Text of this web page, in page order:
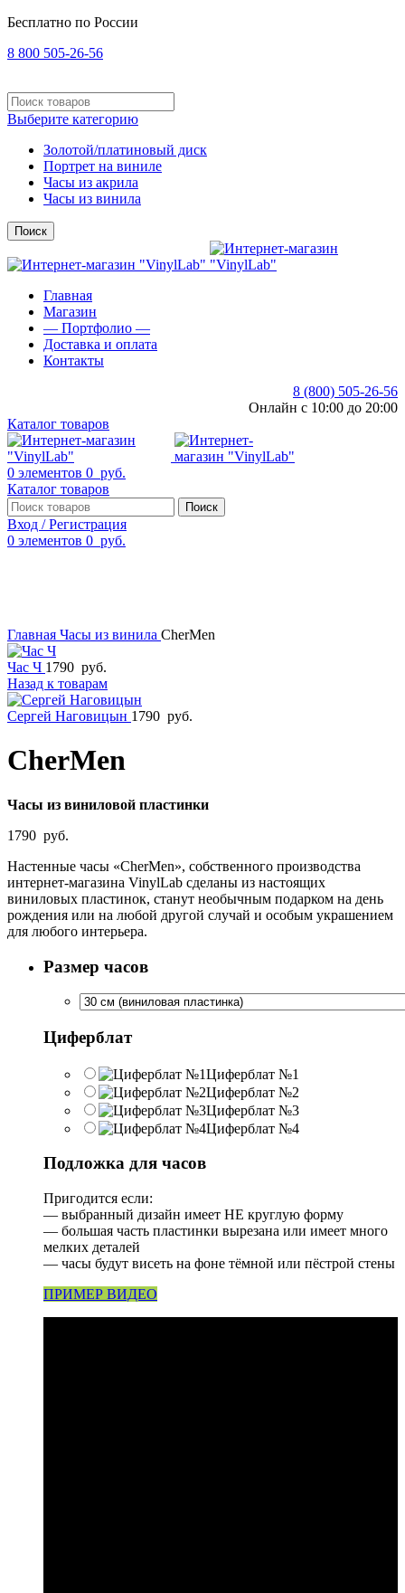
Бесплатно по России
8 800 505-26-56
Выберите категорию
Золотой/платиновый диск
Портрет на виниле
Часы из акрила
Часы из винила
Поиск
Главная
Магазин
— Портфолио —
Доставка и оплата
Контакты
8 (800) 505-26-56
Онлайн с 10:00 до 20:00
Каталог товаров
0 элементов 0 руб.
Каталог товаров
Поиск
Вход / Регистрация
0 элементов 0 руб.
Главная Часы из винила CherMen
Час Ч 1790 руб.
Назад к товарам
Сергей Наговицын 1790 руб.
CherMen
Часы из виниловой пластинки
1790 руб.
Настенные часы «CherMen», собственного производства
интернет-магазина VinylLab сделаны из настоящих
виниловых пластинок, станут необычным подарком на день
рождения или на любой другой случай и особым украшением
для любого интерьера.
Размер часов
Циферблат
Циферблат №1
Циферблат №2
Циферблат №3
Циферблат №4
Подложка для часов
Пригодится если:
— выбранный дизайн имеет НЕ круглую форму
— большая часть пластинки вырезана или имеет много
мелких деталей
— часы будут висеть на фоне тёмной или пёстрой стены
ПРИМЕР ВИДЕО